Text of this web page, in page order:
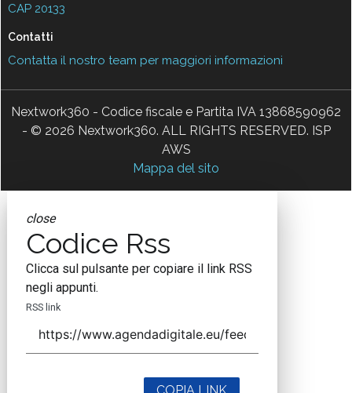
CAP 20133
Contatti
Contatta il nostro team per maggiori informazioni
Nextwork360 - Codice fiscale e Partita IVA 13868590962
- © 2026 Nextwork360. ALL RIGHTS RESERVED. ISP
AWS
Mappa del sito
close
Codice Rss
Clicca sul pulsante per copiare il link RSS
negli appunti.
RSS link
COPIA LINK